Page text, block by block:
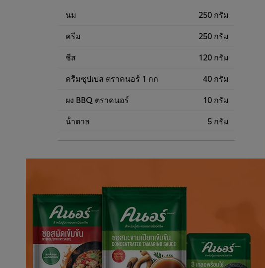
นม
250 กรัม
ครีม
250 กรัม
ชีส
120 กรัม
ครีมซุปเบส ตราคนอร์ 1 กก
40 กรัม
ผง BBQ ตราคนอร์
10 กรัม
น้ําตาล
5 กรัม